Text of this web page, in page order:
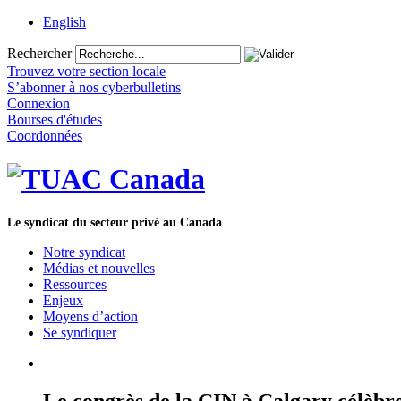
English
Rechercher
Trouvez votre section locale
S’abonner à nos cyberbulletins
Connexion
Bourses d'études
Coordonnées
Le syndicat du secteur privé au Canada
Notre syndicat
Médias et nouvelles
Ressources
Enjeux
Moyens d’action
Se syndiquer